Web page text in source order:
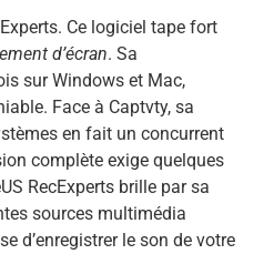
Ce logiciel tape fort
d’écran. Sa
sur Windows et Mac,
Face à Captvty, sa
en fait un concurrent
complète exige quelques
RecExperts brille par sa
sources multimédia
d’enregistrer le son de votre